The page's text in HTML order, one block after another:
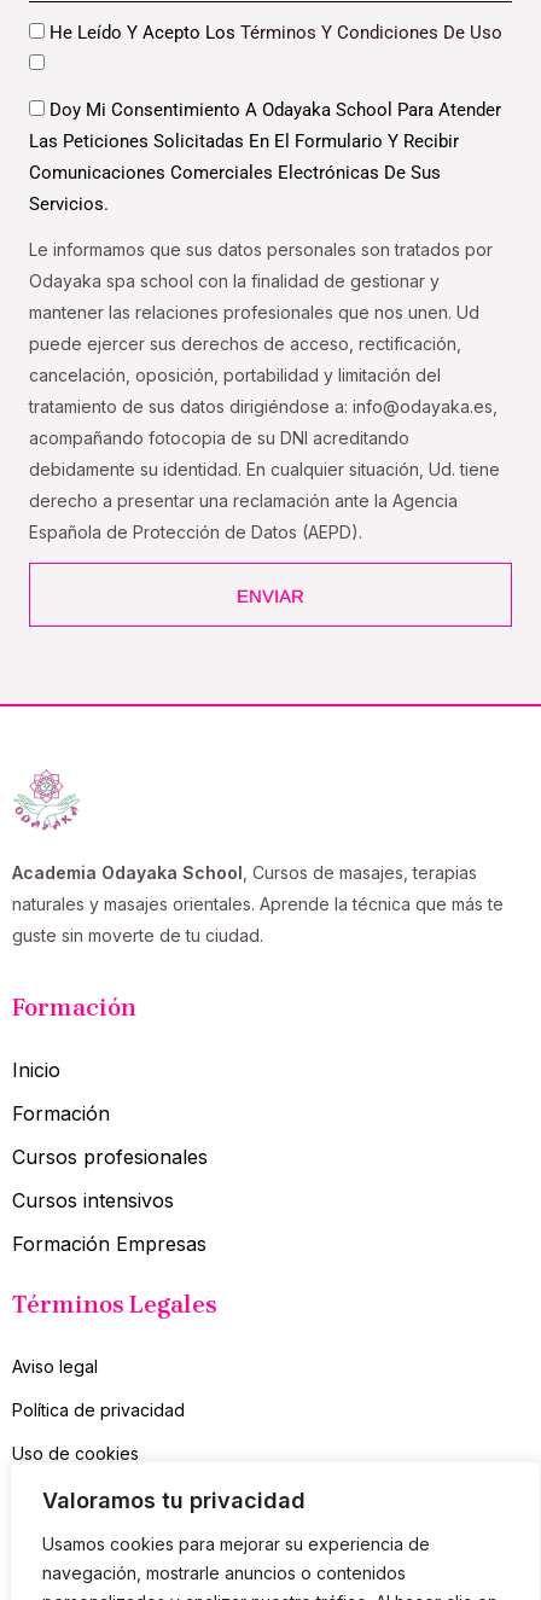
Valoramos tu privacidad
Usamos cookies para mejorar su experiencia de
navegación, mostrarle anuncios o contenidos
DatosHe Leído Y Acepto Los Términos Y Condiciones De Uso
DatosDoy Mi Consentimiento A Odayaka School Para Atender
Las Peticiones Solicitadas En El Formulario Y Recibir
Comunicaciones Comerciales Electrónicas De Sus
Servicios.
Le informamos que sus datos personales son tratados por
Odayaka spa school con la finalidad de gestionar y
mantener las relaciones profesionales que nos unen. Ud
puede ejercer sus derechos de acceso, rectificación,
cancelación, oposición, portabilidad y limitación del
tratamiento de sus datos dirigiéndose a: info@odayaka.es,
acompañando fotocopia de su DNI acreditando
debidamente su identidad. En cualquier situación, Ud. tiene
derecho a presentar una reclamación ante la Agencia
Española de Protección de Datos (AEPD).
ENVIAR
Academia Odayaka School, Cursos de masajes, terapias
naturales y masajes orientales. Aprende la técnica que más te
guste sin moverte de tu ciudad.
Formación
Inicio
Formación
Cursos profesionales
Cursos intensivos
Formación Empresas
Términos Legales
Aviso legal
Política de privacidad
Uso de cookies
Contacto
Suscríbete a mi Newsletter